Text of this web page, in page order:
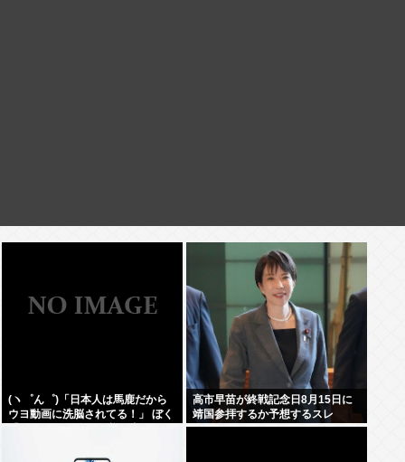
(ヽ゜ん゜)「日本人は馬鹿だから
ウヨ動画に洗脳されてる！」 ぼく
高市早苗が終戦記念日8月15日に
靖国参拝するか予想するスレ